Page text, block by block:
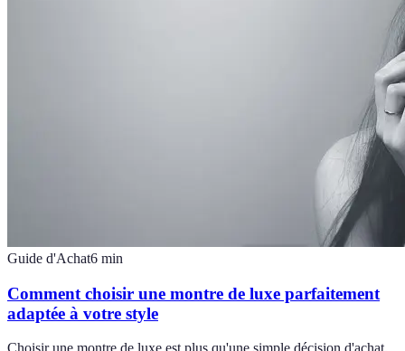
Guide d'Achat6 min
Comment choisir une montre de luxe parfaitement
adaptée à votre style